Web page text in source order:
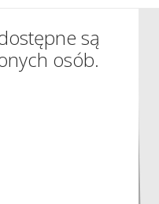
są
osób.